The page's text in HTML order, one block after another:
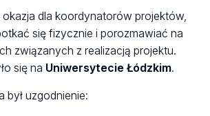
okazja dla koordynatorów projektów,
się fizycznie i porozmawiać na
związanych z realizacją projektu.
się na Uniwersytecie Łódzkim.
był uzgodnienie: